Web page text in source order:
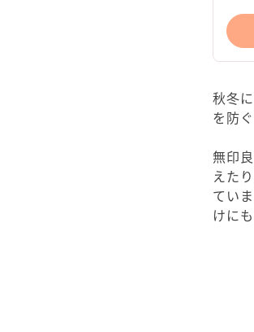
秋冬
を防
無印
えた
てい
けに